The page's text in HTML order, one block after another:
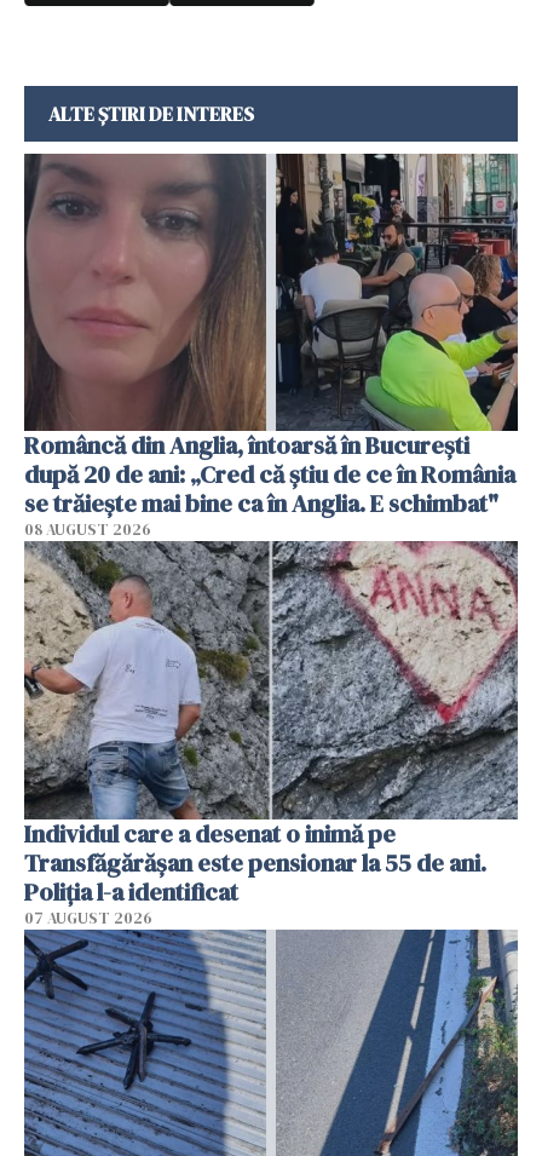
ALTE ȘTIRI DE INTERES
Româncă din Anglia, întoarsă în București
după 20 de ani: „Cred că știu de ce în România
se trăiește mai bine ca în Anglia. E schimbat"
08 AUGUST 2026
Individul care a desenat o inimă pe
Transfăgărășan este pensionar la 55 de ani.
Poliția l-a identificat
07 AUGUST 2026